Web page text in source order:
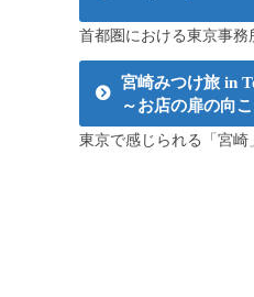
首都圏における東京事務
宮崎みつけ旅 in
～お店の扉の向
東京で感じられる「宮崎